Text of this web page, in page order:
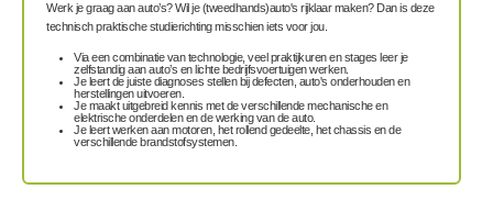
Werk je graag aan auto’s? Wil je (tweedhands)auto's rijklaar maken? Dan is deze
technisch praktische studierichting misschien iets voor jou.
Via een combinatie van technologie, veel praktijkuren en stages leer je
zelfstandig aan auto’s en lichte bedrijfsvoertuigen werken.
Je leert de juiste diagnoses stellen bij defecten, auto's onderhouden en
herstellingen uitvoeren.
Je maakt uitgebreid kennis met de verschillende mechanische en
elektrische onderdelen en de werking van de auto.
Je leert werken aan motoren, het rollend gedeelte, het chassis en de
verschillende brandstofsystemen.